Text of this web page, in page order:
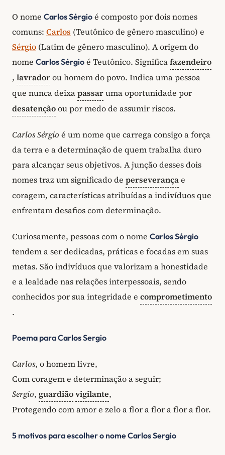
O nome Carlos Sérgio é composto por dois nomes
comuns: Carlos (Teutônico de gênero masculino) e
Sérgio (Latim de gênero masculino). A origem do
nome Carlos Sérgio é Teutônico. Significafazendeiro
, lavradorou homem do povo. Indica uma pessoa
que nunca deixapassaruma oportunidade por
desatençãoou por medo de assumir riscos.
Carlos Sérgio é um nome que carrega consigo a força
da terra e a determinação de quem trabalha duro
para alcançar seus objetivos. A junção desses dois
nomes traz um significado de perseverançae
coragem, características atribuídas a indivíduos que
enfrentam desafios com determinação.
Curiosamente, pessoas com o nome Carlos Sérgio
tendem a ser dedicadas, práticas e focadas em suas
metas. São indivíduos que valorizam a honestidade
e a lealdade nas relações interpessoais, sendo
conhecidos por sua integridade e comprometimento
.
Poema para Carlos Sergio
Carlos, o homem livre,
Com coragem e determinação a seguir;
Sergio, guardiãovigilante,
Protegendo com amor e zelo a flor a flor a flor a flor.
5 motivos para escolher o nome Carlos Sergio